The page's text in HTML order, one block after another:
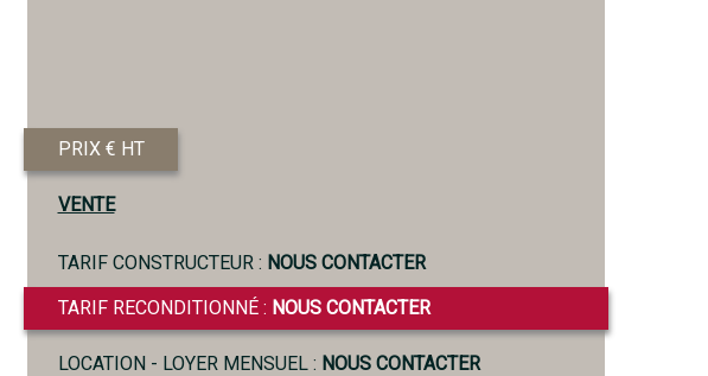
PRIX € HT
VENTE
TARIF CONSTRUCTEUR : NOUS CONTACTER
TARIF RECONDITIONNÉ : NOUS CONTACTER
LOCATION - LOYER MENSUEL : NOUS CONTACTER